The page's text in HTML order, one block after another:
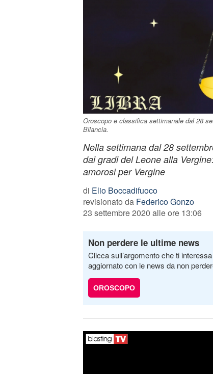
Oroscopo e classifica settimanale dal 28
Bilancia.
Nella settimana dal 28
dai gradi del Leone alla
amorosi per Vergine
di Elio Boccadifuoco
revisionato da Federico Gonzo
23 settembre 2020 alle ore 13:06
Non perdere le ultime news
Clicca sull’argomento che ti
aggiornato con le news da non
OROSCOPO